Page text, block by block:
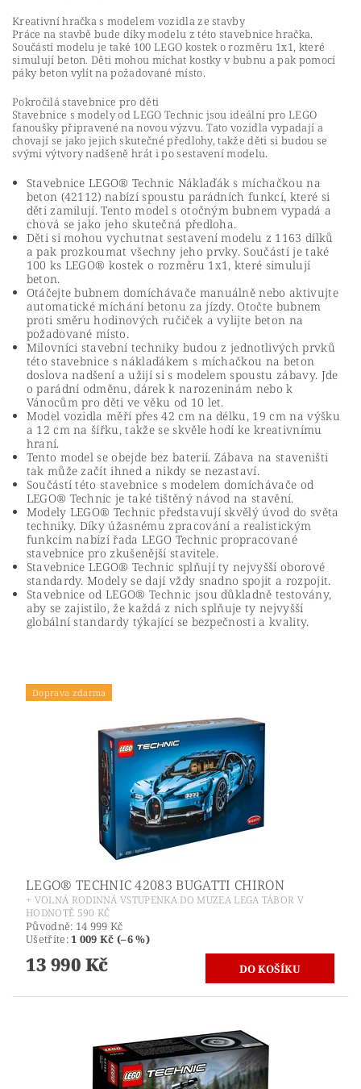
Kreativní hračka s modelem vozidla ze stavby
Práce na stavbě bude díky modelu z této stavebnice hračka.
Součástí modelu je také 100 LEGO kostek o rozměru 1x1, které
simulují beton. Děti mohou míchat kostky v bubnu a pak pomocí
páky beton vylít na požadované místo.
Pokročilá stavebnice pro děti
Stavebnice s modely od LEGO Technic jsou ideální pro LEGO
fanoušky připravené na novou výzvu. Tato vozidla vypadají a
chovají se jako jejich skutečné předlohy, takže děti si budou se
svými výtvory nadšeně hrát i po sestavení modelu.
Stavebnice LEGO® Technic Náklaďák s míchačkou na
beton (42112) nabízí spoustu parádních funkcí, které si
děti zamilují. Tento model s otočným bubnem vypadá a
chová se jako jeho skutečná předloha.
Děti si mohou vychutnat sestavení modelu z 1163 dílků
a pak prozkoumat všechny jeho prvky. Součástí je také
100 ks LEGO® kostek o rozměru 1x1, které simulují
beton.
Otáčejte bubnem domíchávače manuálně nebo aktivujte
automatické míchání betonu za jízdy. Otočte bubnem
proti směru hodinových ručiček a vylijte beton na
požadované místo.
Milovníci stavební techniky budou z jednotlivých prvků
této stavebnice s náklaďákem s míchačkou na beton
doslova nadšení a užijí si s modelem spoustu zábavy. Jde
o parádní odměnu, dárek k narozeninám nebo k
Vánocům pro děti ve věku od 10 let.
Model vozidla měří přes 42 cm na délku, 19 cm na výšku
a 12 cm na šířku, takže se skvěle hodí ke kreativnímu
hraní.
Tento model se obejde bez baterií. Zábava na staveništi
tak může začít ihned a nikdy se nezastaví.
Součástí této stavebnice s modelem domíchávače od
LEGO® Technic je také tištěný návod na stavění.
Modely LEGO® Technic představují skvělý úvod do světa
techniky. Díky úžasnému zpracování a realistickým
funkcím nabízí řada LEGO Technic propracované
stavebnice pro zkušenější stavitele.
Stavebnice LEGO® Technic splňují ty nejvyšší oborové
standardy. Modely se dají vždy snadno spojit a rozpojit.
Stavebnice od LEGO® Technic jsou důkladně testovány,
aby se zajistilo, že každá z nich splňuje ty nejvyšší
globální standardy týkající se bezpečnosti a kvality.
Doprava zdarma
LEGO® TECHNIC 42083 BUGATTI CHIRON
+ VOLNÁ RODINNÁ VSTUPENKA DO MUZEA LEGA TÁBOR V
HODNOTĚ 590 KČ
Původně: 14 999 Kč
Ušetříte:1 009 Kč (–6 %)
13 990 Kč